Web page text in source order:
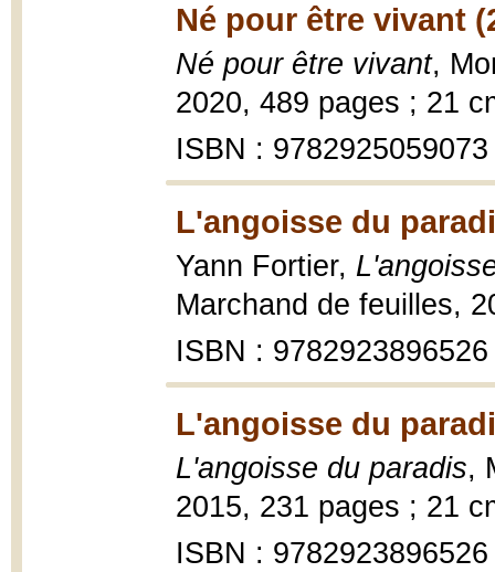
Né pour être vivant
Né pour être vivant,
2020, 489 pages ; 21
ISBN : 9782925059073
L'angoisse du
Yann Fortier,
Marchand de feuilles,
ISBN : 9782923896526
L'angoisse du
L'angoisse du paradis,
2015, 231 pages ; 21
ISBN : 9782923896526